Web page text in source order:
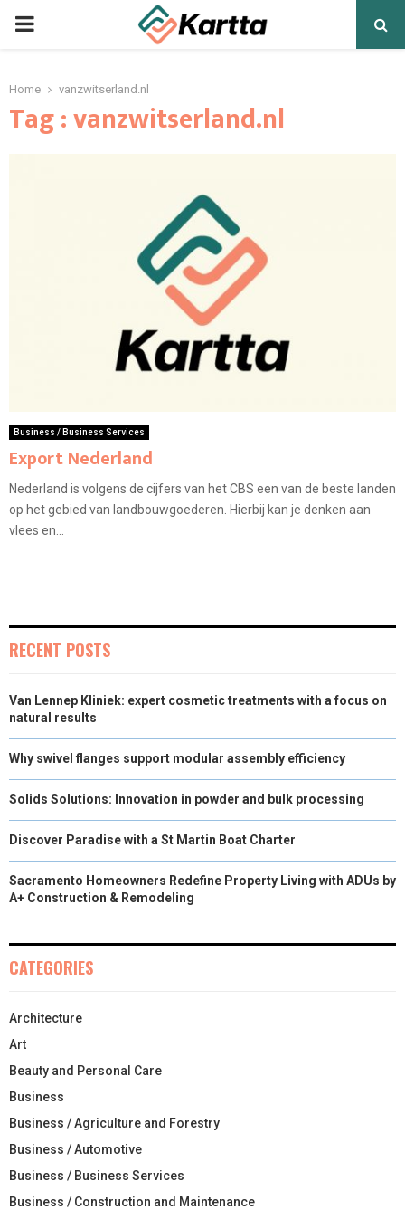
PRIMARY
Home vanzwitserland.nl
Tag : vanzwitserland.nl
Business / Business Services
Export Nederland
Nederland is volgens de cijfers van het CBS een van de beste landen
op het gebied van landbouwgoederen. Hierbij kan je denken aan
vlees en...
RECENT POSTS
Van Lennep Kliniek: expert cosmetic treatments with a focus on
natural results
Why swivel flanges support modular assembly efficiency
Solids Solutions: Innovation in powder and bulk processing
Discover Paradise with a St Martin Boat Charter
Sacramento Homeowners Redefine Property Living with ADUs by
A+ Construction & Remodeling
CATEGORIES
Architecture
Art
Beauty and Personal Care
Business
Business / Agriculture and Forestry
Business / Automotive
Business / Business Services
Business / Construction and Maintenance